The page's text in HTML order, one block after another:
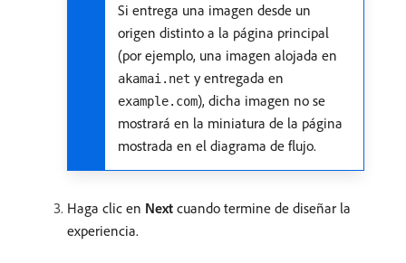
Si entrega una imagen desde un
origen distinto a la página principal
(por ejemplo, una imagen alojada en
akamai.net y entregada en
example.com), dicha imagen no se
mostrará en la miniatura de la página
mostrada en el diagrama de flujo.
Haga clic en Next cuando termine de diseñar la
experiencia.